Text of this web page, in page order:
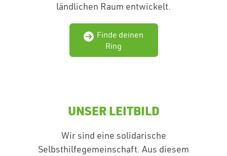
ländlichen Raum entwickelt.
Finde deinen
Ring
UNSER LEITBILD
Wir sind eine solidarische
Selbsthilfegemeinschaft. Aus diesem